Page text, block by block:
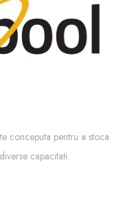
conceputa pentru a stoca
capacitati.